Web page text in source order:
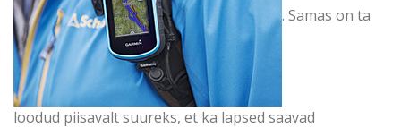
. Samas on ta
loodud piisavalt suureks, et ka lapsed saavad